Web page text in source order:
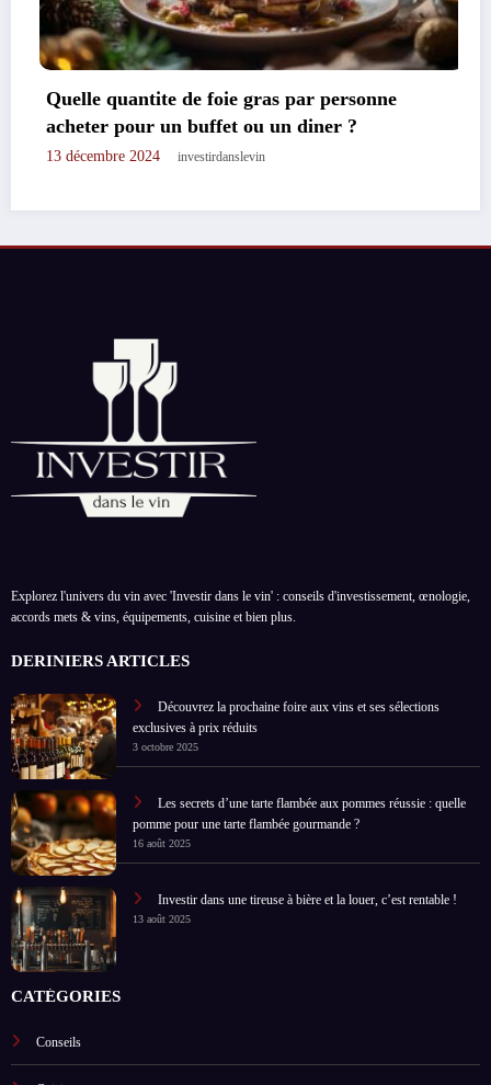
Rocher coco : decouvrez notre recette
en 3 etapes seulement
17 novembre 2024 investirdanslevin
Explorez l'univers du vin avec 'Investir dans le vin' : conseils d'investissement, œnologie,
accords mets & vins, équipements, cuisine et bien plus.
DERINIERS ARTICLES
Découvrez la prochaine foire aux vins et ses sélections
exclusives à prix réduits
3 octobre 2025
Les secrets d’une tarte flambée aux pommes réussie : quelle
pomme pour une tarte flambée gourmande ?
16 août 2025
Investir dans une tireuse à bière et la louer, c’est rentable !
13 août 2025
CATÉGORIES
Conseils